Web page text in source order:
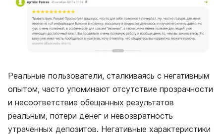
Реальные пользователи, сталкиваясь с негативным
опытом, часто упоминают отсутствие прозрачности
и несоответствие обещанных результатов
реальным, потери денег и невозвратность
утраченных депозитов. Негативные характеристики